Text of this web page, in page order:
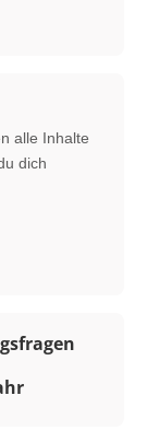
alle Inhalte
dich